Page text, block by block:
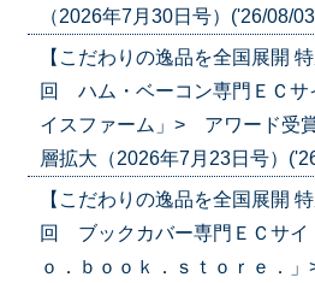
（2026年7月30日号）('26/08/
【こだわりの逸品を全国展開
回 ハム・ベーコン専門ＥＣ
イスファーム」> アワード受
層拡大（2026年7月23日号）
【こだわりの逸品を全国展開
回 ブックカバー専門ＥＣサ
ｏ．ｂｏｏｋ．ｓｔｏｒｅ．